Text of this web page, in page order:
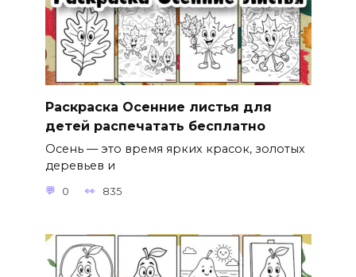
Раскраска Осенние листья для
детей распечатать бесплатно
Осень — это время ярких красок, золотых
деревьев и
0 835